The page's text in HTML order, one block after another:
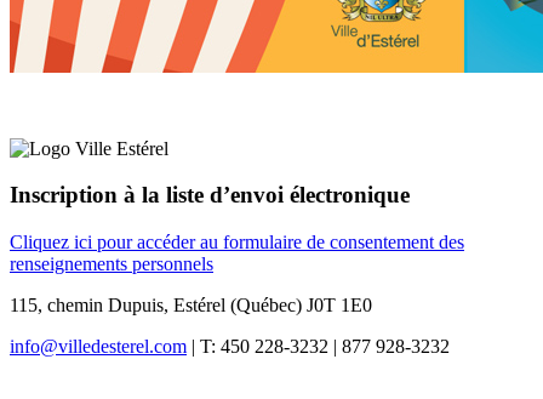
Inscription à la liste d’envoi électronique
Cliquez ici pour accéder au formulaire de consentement des
renseignements personnels
115, chemin Dupuis, Estérel (Québec) J0T 1E0
info@villedesterel.com | T: 450 228-3232 | 877 928-3232